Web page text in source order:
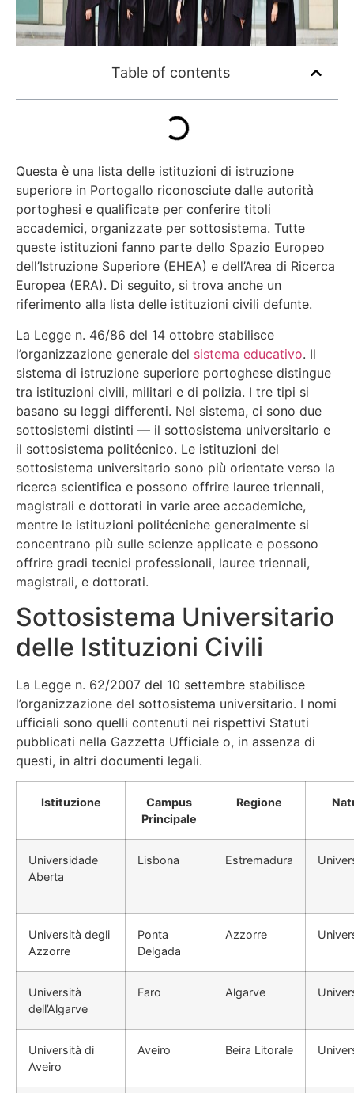
Table of contents
Questa è una lista delle istituzioni di istruzione
superiore in Portogallo riconosciute dalle autorità
portoghesi e qualificate per conferire titoli
accademici, organizzate per sottosistema. Tutte
queste istituzioni fanno parte dello Spazio Europeo
dell’Istruzione Superiore (EHEA) e dell’Area di Ricerca
Europea (ERA). Di seguito, si trova anche un
riferimento alla lista delle istituzioni civili defunte.
La Legge n. 46/86 del 14 ottobre stabilisce
l’organizzazione generale del sistema educativo. Il
sistema di istruzione superiore portoghese distingue
tra istituzioni civili, militari e di polizia. I tre tipi si
basano su leggi differenti. Nel sistema, ci sono due
sottosistemi distinti — il sottosistema universitario e
il sottosistema politécnico. Le istituzioni del
sottosistema universitario sono più orientate verso la
ricerca scientifica e possono offrire lauree triennali,
magistrali e dottorati in varie aree accademiche,
mentre le istituzioni politécniche generalmente si
concentrano più sulle scienze applicate e possono
offrire gradi tecnici professionali, lauree triennali,
magistrali, e dottorati.
Sottosistema Universitario
delle Istituzioni Civili
La Legge n. 62/2007 del 10 settembre stabilisce
l’organizzazione del sottosistema universitario. I nomi
ufficiali sono quelli contenuti nei rispettivi Statuti
pubblicati nella Gazzetta Ufficiale o, in assenza di
questi, in altri documenti legali.
Istituzione
Campus
Principale
Regione
Universidade
Aberta
Lisbona Estremadura
Università degli
Azzorre
Ponta
Delgada
Azzorre
Università
dell’Algarve
Faro Algarve
Università di
Aveiro
Aveiro Beira Litorale